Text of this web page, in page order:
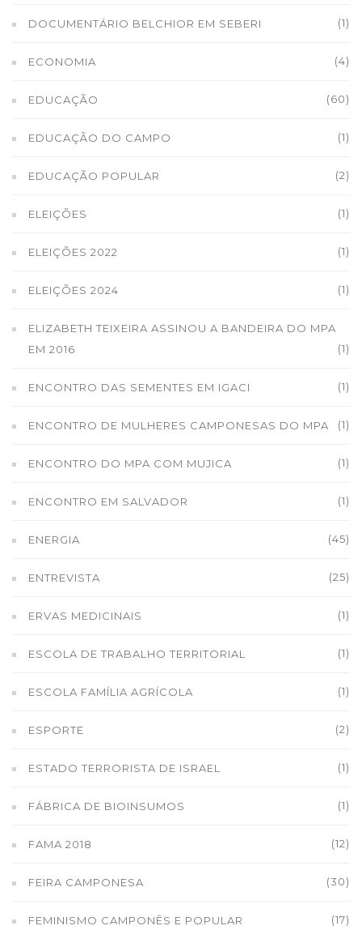
DOCUMENTÁRIO BELCHIOR EM SEBERI (1)
ECONOMIA (4)
EDUCAÇÃO (60)
EDUCAÇÃO DO CAMPO (1)
EDUCAÇÃO POPULAR (2)
ELEIÇÕES (1)
ELEIÇÕES 2022 (1)
ELEIÇÕES 2024 (1)
ELIZABETH TEIXEIRA ASSINOU A BANDEIRA DO MPA
EM 2016
(1)
ENCONTRO DAS SEMENTES EM IGACI (1)
ENCONTRO DE MULHERES CAMPONESAS DO MPA (1)
ENCONTRO DO MPA COM MUJICA (1)
ENCONTRO EM SALVADOR (1)
ENERGIA (45)
ENTREVISTA (25)
ERVAS MEDICINAIS (1)
ESCOLA DE TRABALHO TERRITORIAL (1)
ESCOLA FAMÍLIA AGRÍCOLA (1)
ESPORTE (2)
ESTADO TERRORISTA DE ISRAEL (1)
FÁBRICA DE BIOINSUMOS (1)
FAMA 2018 (12)
FEIRA CAMPONESA (30)
FEMINISMO CAMPONÊS E POPULAR (17)